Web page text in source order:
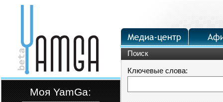
Moя YamGa:
Поиск
Ключевые слова: